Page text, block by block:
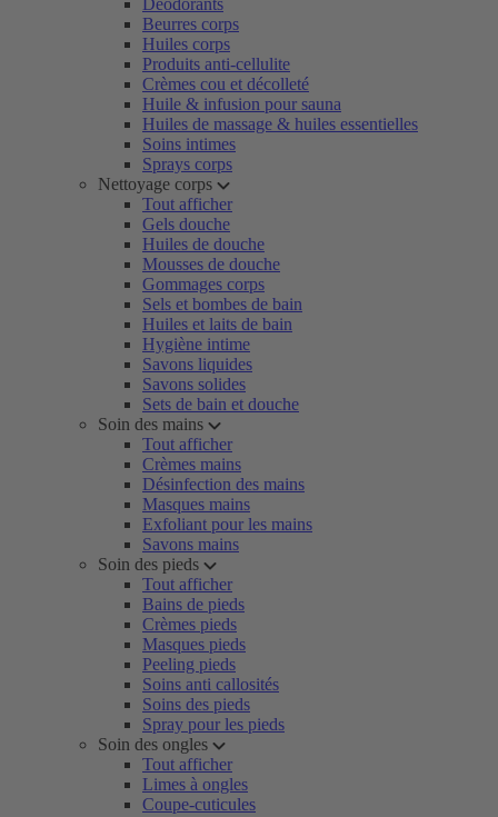
Déodorants
Beurres corps
Huiles corps
Produits anti-cellulite
Crèmes cou et décolleté
Huile & infusion pour sauna
Huiles de massage & huiles essentielles
Soins intimes
Sprays corps
Nettoyage corps
Tout afficher
Gels douche
Huiles de douche
Mousses de douche
Gommages corps
Sels et bombes de bain
Huiles et laits de bain
Hygiène intime
Savons liquides
Savons solides
Sets de bain et douche
Soin des mains
Tout afficher
Crèmes mains
Désinfection des mains
Masques mains
Exfoliant pour les mains
Savons mains
Soin des pieds
Tout afficher
Bains de pieds
Crèmes pieds
Masques pieds
Peeling pieds
Soins anti callosités
Soins des pieds
Spray pour les pieds
Soin des ongles
Tout afficher
Limes à ongles
Coupe-cuticules